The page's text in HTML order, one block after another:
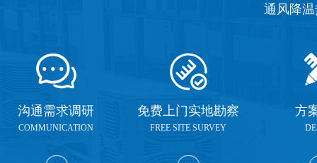
通风降
沟通需求调研
COMMUNICATION
免费上门实地勘察
FREE SITE SURVEY
方